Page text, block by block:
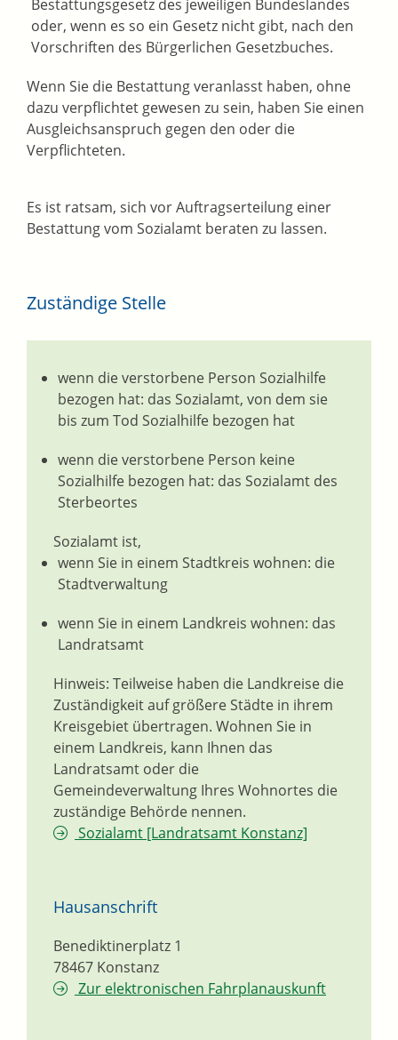
Bestattungsgesetz des jeweiligen Bundeslandes
oder, wenn es so ein Gesetz nicht gibt, nach den
Vorschriften des Bürgerlichen Gesetzbuches.
Wenn Sie die Bestattung veranlasst haben, ohne
dazu verpflichtet gewesen zu sein, haben Sie einen
Ausgleichsanspruch gegen den oder die
Verpflichteten.
Es ist ratsam, sich vor Auftragserteilung einer
Bestattung vom Sozialamt beraten zu lassen.
Zuständige Stelle
wenn die verstorbene Person Sozialhilfe
bezogen hat: das Sozialamt, von dem sie
bis zum Tod Sozialhilfe bezogen hat
wenn die verstorbene Person keine
Sozialhilfe bezogen hat: das Sozialamt des
Sterbeortes
Sozialamt ist,
wenn Sie in einem Stadtkreis wohnen: die
Stadtverwaltung
wenn Sie in einem Landkreis wohnen: das
Landratsamt
Hinweis: Teilweise haben die Landkreise die
Zuständigkeit auf größere Städte in ihrem
Kreisgebiet übertragen. Wohnen Sie in
einem Landkreis, kann Ihnen das
Landratsamt oder die
Gemeindeverwaltung Ihres Wohnortes die
zuständige Behörde nennen.
Sozialamt [Landratsamt Konstanz]
Hausanschrift
Benediktinerplatz 1
78467 Konstanz
Zur elektronischen Fahrplanauskunft